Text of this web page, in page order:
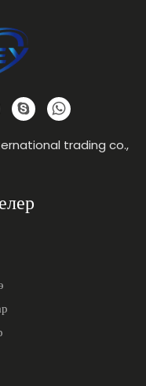
trading co.,